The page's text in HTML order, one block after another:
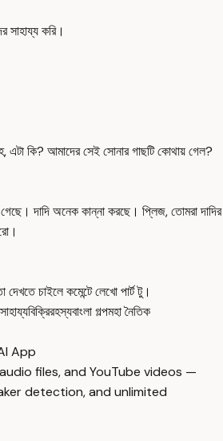
সাহায্য করি।
এটা কি? আমাদের সেই সোনার গাছটি কোথায় গেল?
গেছে। দাদি অনেক কান্না করছে। প্লিজ, তোমরা দাদির
চাইলে কমেন্টে লেখো পার্ট টু।
বিক্রিরহস্যবাংলা গল্পমহা নৈতিক
App
files, and YouTube videos —
detection, and unlimited